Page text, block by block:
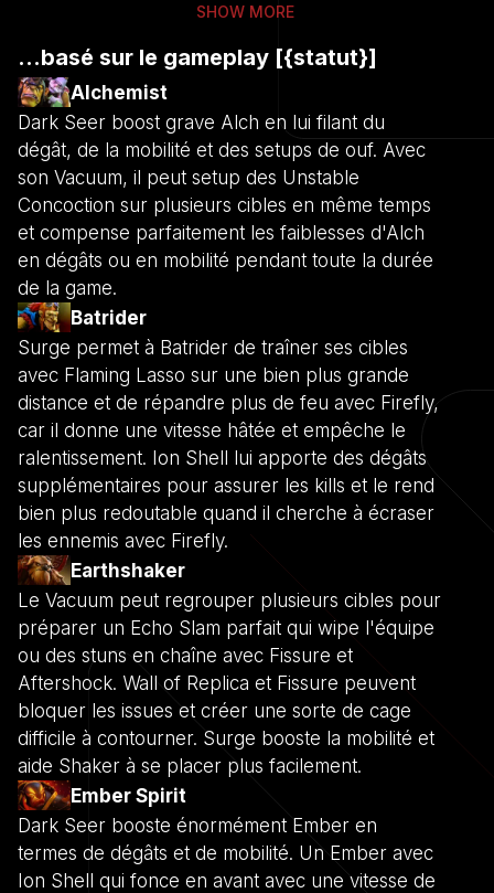
SHOW MORE
...basé sur le gameplay [{statut}]
Alchemist
Dark Seer boost grave Alch en lui filant du
dégât, de la mobilité et des setups de ouf. Avec
son Vacuum, il peut setup des Unstable
Concoction sur plusieurs cibles en même temps
et compense parfaitement les faiblesses d'Alch
en dégâts ou en mobilité pendant toute la durée
de la game.
Batrider
Surge permet à Batrider de traîner ses cibles
avec Flaming Lasso sur une bien plus grande
distance et de répandre plus de feu avec Firefly,
car il donne une vitesse hâtée et empêche le
ralentissement. Ion Shell lui apporte des dégâts
supplémentaires pour assurer les kills et le rend
bien plus redoutable quand il cherche à écraser
les ennemis avec Firefly.
Earthshaker
Le Vacuum peut regrouper plusieurs cibles pour
préparer un Echo Slam parfait qui wipe l'équipe
ou des stuns en chaîne avec Fissure et
Aftershock. Wall of Replica et Fissure peuvent
bloquer les issues et créer une sorte de cage
difficile à contourner. Surge booste la mobilité et
aide Shaker à se placer plus facilement.
Ember Spirit
Dark Seer booste énormément Ember en
termes de dégâts et de mobilité. Un Ember avec
Ion Shell qui fonce en avant avec une vitesse de